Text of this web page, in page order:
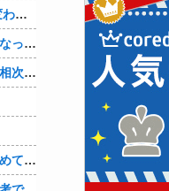
酔って自爆してバレた… 子供の態度が変わって旦那の口から離婚って言葉が出て、急速に現実に引き戻されたっていうか、あー私本当にしちゃいけないことしてたんだなと思い知った。
震災の時に社内の人に優しくされて気になって、６年付き合った彼に別れを告げました。その時新たな好きな人に夢中で元彼はどうでもよく思えました。今ははっきり言って後悔してます…
【悲報】スマホゲーム会社さん、”サ終”相次ぎ倒産しまくってる模様
【二次】スクール水着美少女画像だけ集めてみたｗ